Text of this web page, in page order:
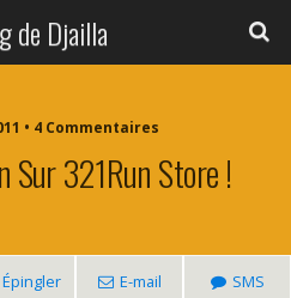
de Djailla
• 4 Commentaires
Sur 321Run Store !
Épingler E-mail SMS